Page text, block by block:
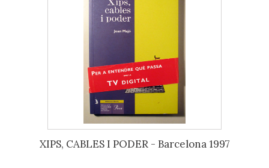
XIPS, CABLES I PODER - Barcelona 1997